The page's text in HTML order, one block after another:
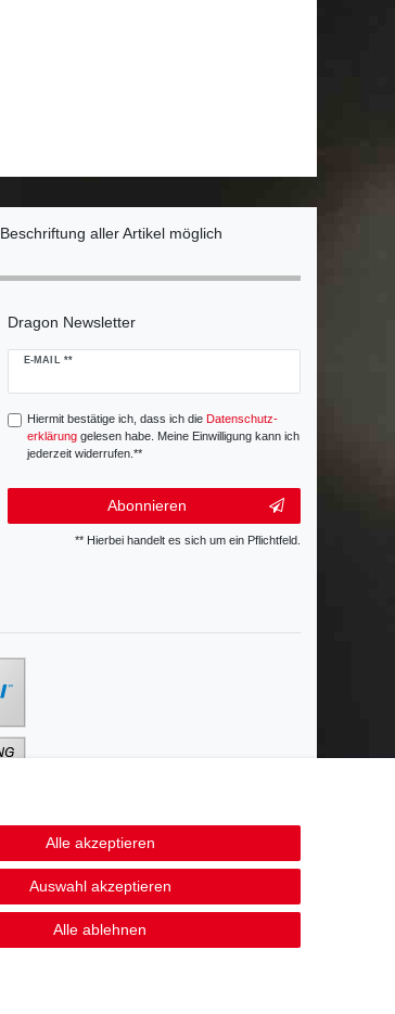
Beschriftung aller Artikel möglich
Dragon Newsletter
E-MAIL **
Newsletter
Hiermit bestätige ich, dass ich die Daten­schutz­
erklärunggelesen habe. Meine Einwilligung kann ich
jederzeit widerrufen.**
Abonnieren
** Hierbei handelt es sich um ein Pflichtfeld.
Alle akzeptieren
Auswahl akzeptieren
Alle ablehnen